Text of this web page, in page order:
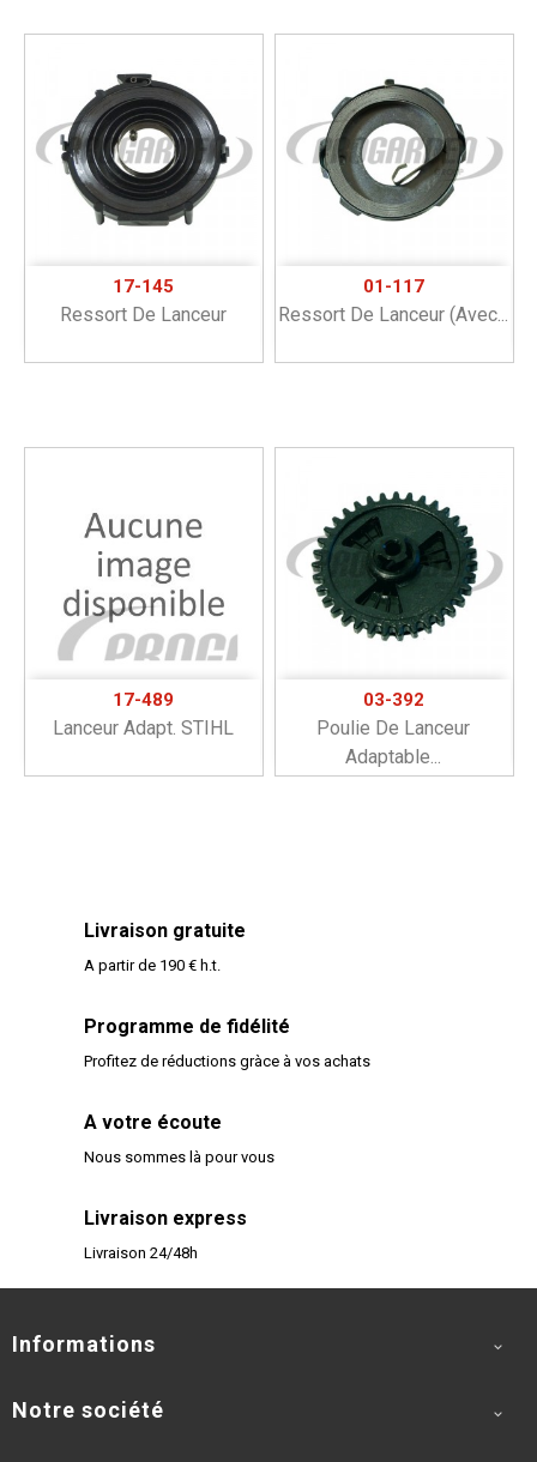
17-145
Ressort De Lanceur
01-117
Ressort De Lanceur (avec...
17-489
Lanceur Adapt. STIHL
03-392
Poulie De Lanceur
Adaptable...
Livraison gratuite
A partir de 190 € h.t.
Programme de fidélité
Profitez de réductions gràce à vos achats
A votre écoute
Nous sommes là pour vous
Livraison express
Livraison 24/48h
Informations 
Notre société 